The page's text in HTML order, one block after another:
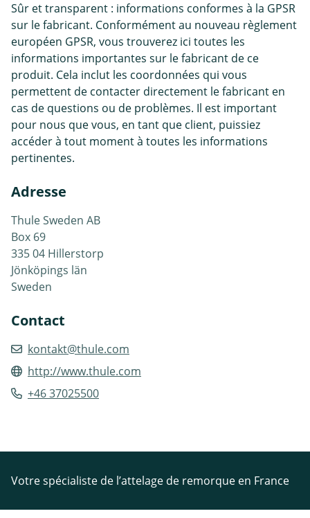
Sûr et transparent : informations conformes à la GPSR
sur le fabricant. Conformément au nouveau règlement
européen GPSR, vous trouverez ici toutes les
informations importantes sur le fabricant de ce
produit. Cela inclut les coordonnées qui vous
permettent de contacter directement le fabricant en
cas de questions ou de problèmes. Il est important
pour nous que vous, en tant que client, puissiez
accéder à tout moment à toutes les informations
pertinentes.
Adresse
Thule Sweden AB
Box 69
335 04 Hillerstorp
Jönköpings län
Sweden
Contact
kontakt@thule.com
http://www.thule.com
+46 37025500
Votre spécialiste de l’attelage de remorque en France